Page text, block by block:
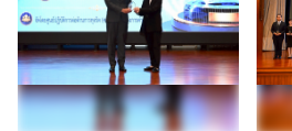
ว
ป
ร
ะ